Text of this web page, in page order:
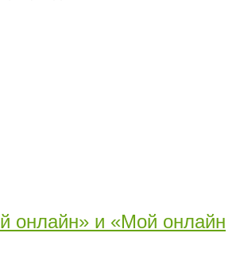
онлайн» и «Мой онлайн